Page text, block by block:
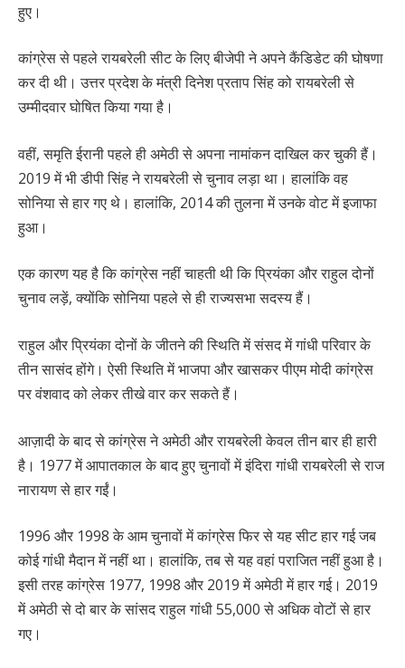
हुए।
कांग्रेस से पहले रायबरेली सीट के लिए बीजेपी ने अपने कैंडिडेट की घोषणा
कर दी थी। उत्तर प्रदेश के मंत्री दिनेश प्रताप सिंह को रायबरेली से
उम्मीदवार घोषित किया गया है।
वहीं, समृति ईरानी पहले ही अमेठी से अपना नामांकन दाखिल कर चुकी हैं।
2019 में भी डीपी सिंह ने रायबरेली से चुनाव लड़ा था। हालांकि वह
सोनिया से हार गए थे। हालांकि, 2014 की तुलना में उनके वोट में इजाफा
हुआ।
एक कारण यह है कि कांग्रेस नहीं चाहती थी कि प्रियंका और राहुल दोनों
चुनाव लड़ें, क्योंकि सोनिया पहले से ही राज्यसभा सदस्य हैं।
राहुल और प्रियंका दोनों के जीतने की स्थिति में संसद में गांधी परिवार के
तीन सासंद होंगे। ऐसी स्थिति में भाजपा और खासकर पीएम मोदी कांग्रेस
पर वंशवाद को लेकर तीखे वार कर सकते हैं।
आज़ादी के बाद से कांग्रेस ने अमेठी और रायबरेली केवल तीन बार ही हारी
है। 1977 में आपातकाल के बाद हुए चुनावों में इंदिरा गांधी रायबरेली से राज
नारायण से हार गईं।
1996 और 1998 के आम चुनावों में कांग्रेस फिर से यह सीट हार गई जब
कोई गांधी मैदान में नहीं था। हालांकि, तब से यह वहां पराजित नहीं हुआ है।
इसी तरह कांग्रेस 1977, 1998 और 2019 में अमेठी में हार गई। 2019
में अमेठी से दो बार के सांसद राहुल गांधी 55,000 से अधिक वोटों से हार
गए।